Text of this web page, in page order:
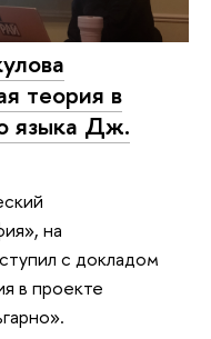
теория в
языка Дж.
на
с докладом
в проекте